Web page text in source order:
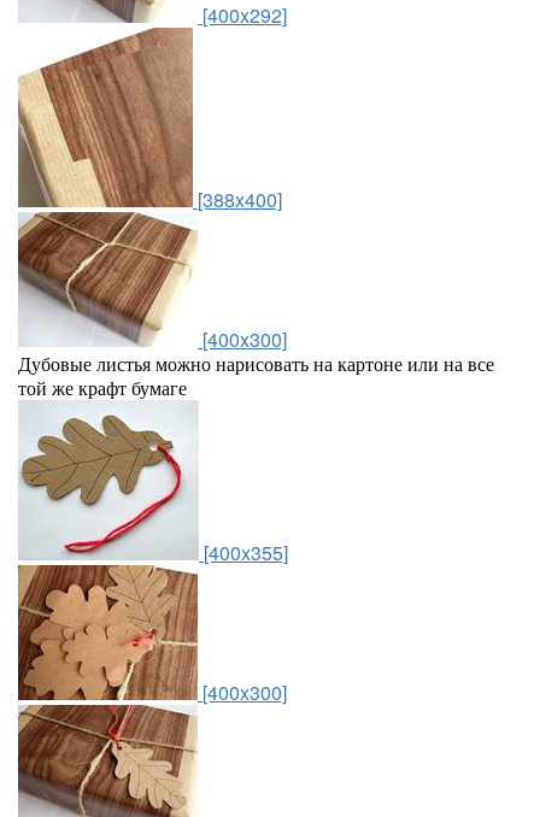
[400x292]
[388x400]
[400x300]
Дубовые листья можно нарисовать на картоне или на все
той же крафт бумаге
[400x355]
[400x300]